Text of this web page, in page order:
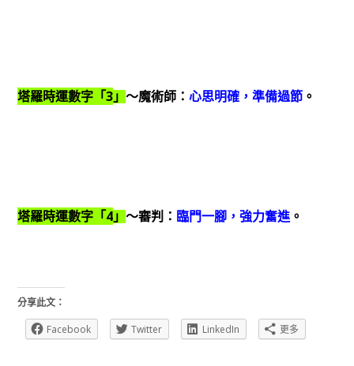
塔羅時運數字「3」 ～魔術師： 心思明確，準備過節。
塔羅時運數字「4」 ～審判： 臨門一腳，強力奮進。
分享此文：
Facebook
Twitter LinkedIn 更多